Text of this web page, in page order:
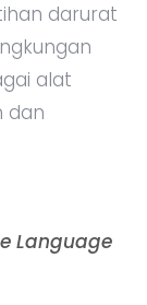
darurat
alat
dan
Language